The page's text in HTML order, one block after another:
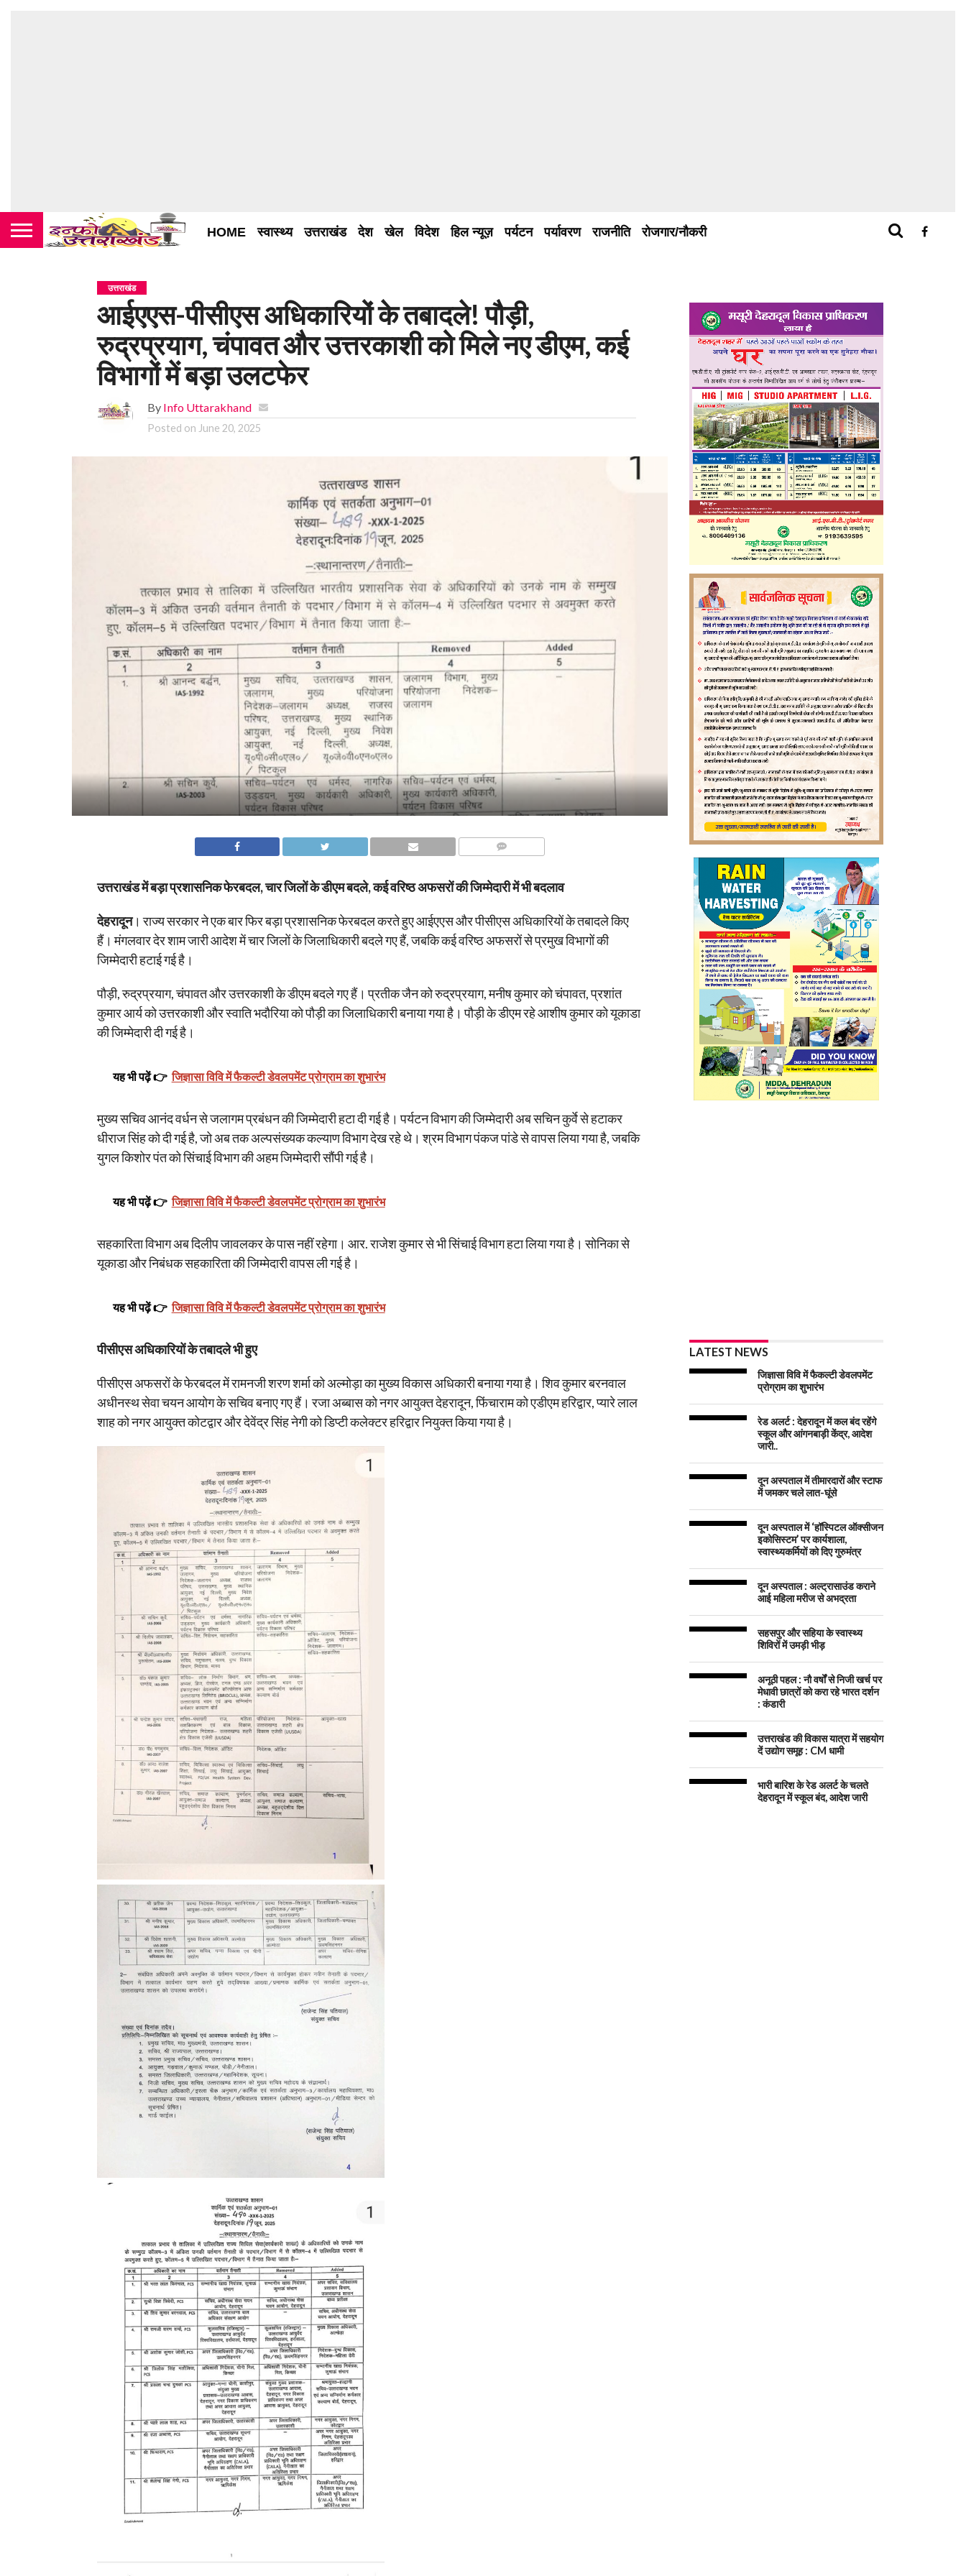
HOME स्वास्थ्य उत्तराखंड देश खेल विदेश हिल न्यूज़ पर्यटन पर्यावरण राजनीति रोजगार/नौकरी
उत्तराखंड
आईएएस-पीसीएस अधिकारियों के तबादले! पौड़ी,
रुद्रप्रयाग, चंपावत और उत्तरकाशी को मिले नए डीएम, कई
विभागों में बड़ा उलटफेर
By Info Uttarakhand
Posted on June 20, 2025
उत्तराखंड में बड़ा प्रशासनिक फेरबदल, चार जिलों के डीएम बदले, कई वरिष्ठ अफसरों की जिम्मेदारी में भी बदलाव
देहरादून। राज्य सरकार ने एक बार फिर बड़ा प्रशासनिक फेरबदल करते हुए आईएएस और पीसीएस अधिकारियों के तबादले किए
हैं। मंगलवार देर शाम जारी आदेश में चार जिलों के जिलाधिकारी बदले गए हैं, जबकि कई वरिष्ठ अफसरों से प्रमुख विभागों की
जिम्मेदारी हटाई गई है।
पौड़ी, रुद्रप्रयाग, चंपावत और उत्तरकाशी के डीएम बदले गए हैं। प्रतीक जैन को रुद्रप्रयाग, मनीष कुमार को चंपावत, प्रशांत
कुमार आर्य को उत्तरकाशी और स्वाति भदौरिया को पौड़ी का जिलाधिकारी बनाया गया है। पौड़ी के डीएम रहे आशीष कुमार को यूकाडा
की जिम्मेदारी दी गई है।
यह भी पढ़ें 👉 जिज्ञासा विवि में फैकल्टी डेवलपमेंट प्रोग्राम का शुभारंभ
मुख्य सचिव आनंद वर्धन से जलागम प्रबंधन की जिम्मेदारी हटा दी गई है। पर्यटन विभाग की जिम्मेदारी अब सचिन कुर्वे से हटाकर
धीराज सिंह को दी गई है, जो अब तक अल्पसंख्यक कल्याण विभाग देख रहे थे। श्रम विभाग पंकज पांडे से वापस लिया गया है, जबकि
युगल किशोर पंत को सिंचाई विभाग की अहम जिम्मेदारी सौंपी गई है।
यह भी पढ़ें 👉 जिज्ञासा विवि में फैकल्टी डेवलपमेंट प्रोग्राम का शुभारंभ
सहकारिता विभाग अब दिलीप जावलकर के पास नहीं रहेगा। आर. राजेश कुमार से भी सिंचाई विभाग हटा लिया गया है। सोनिका से
यूकाडा और निबंधक सहकारिता की जिम्मेदारी वापस ली गई है।
यह भी पढ़ें 👉 जिज्ञासा विवि में फैकल्टी डेवलपमेंट प्रोग्राम का शुभारंभ
पीसीएस अधिकारियों के तबादले भी हुए
पीसीएस अफसरों के फेरबदल में रामनजी शरण शर्मा को अल्मोड़ा का मुख्य विकास अधिकारी बनाया गया है। शिव कुमार बरनवाल
अधीनस्थ सेवा चयन आयोग के सचिव बनाए गए हैं। रजा अब्बास को नगर आयुक्त देहरादून, फिंचाराम को एडीएम हरिद्वार, प्यारे लाल
शाह को नगर आयुक्त कोटद्वार और देवेंद्र सिंह नेगी को डिप्टी कलेक्टर हरिद्वार नियुक्त किया गया है।
LATEST NEWS
जिज्ञासा विवि में फैकल्टी डेवलपमेंट
प्रोग्राम का शुभारंभ
रेड अलर्ट : देहरादून में कल बंद रहेंगे
स्कूल और आंगनबाड़ी केंद्र, आदेश
जारी..
दून अस्पताल में तीमारदारों और स्टाफ
में जमकर चले लात-घूंसे
दून अस्पताल में ‘हॉस्पिटल ऑक्सीजन
इकोसिस्टम’ पर कार्यशाला,
स्वास्थ्यकर्मियों को दिए गुरुमंत्र
दून अस्पताल : अल्ट्रासाउंड कराने
आई महिला मरीज से अभद्रता
सहसपुर और सहिया के स्वास्थ्य
शिविरों में उमड़ी भीड़
अनूठी पहल : नौ वर्षों से निजी खर्च पर
मेधावी छात्रों को करा रहे भारत दर्शन
: कंडारी
उत्तराखंड की विकास यात्रा में सहयोग
दें उद्योग समूह : CM धामी
भारी बारिश के रेड अलर्ट के चलते
देहरादून में स्कूल बंद, आदेश जारी